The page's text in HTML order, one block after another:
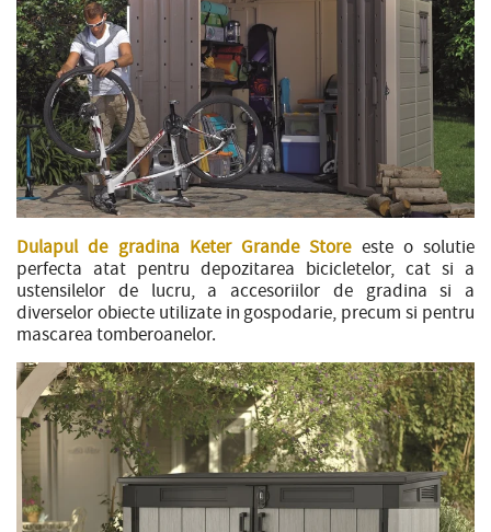
Dulapul de gradina Keter Grande Storeeste o solutie
perfecta atat pentru depozitarea bicicletelor, cat si a
ustensilelor de lucru, a accesoriilor de gradina si a
diverselor obiecte utilizate in gospodarie, precum si pentru
mascarea tomberoanelor.